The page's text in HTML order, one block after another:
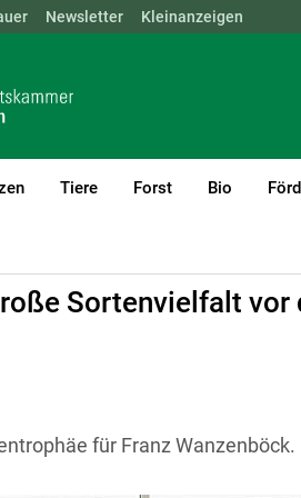
KTN NÖ OÖ SBG STMK
Newsletter Kleinanzeigen
Tiere Forst Bio
Sortenvielfalt vor
für Franz Wanzenböck.